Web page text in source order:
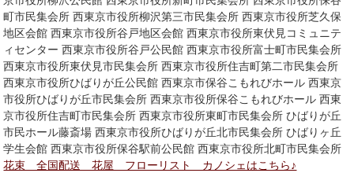
町市民集会所 西東京市役所柳沢第三市民集会所 西東京市役所芝久保
地区会館 西東京市役所谷戸地区会館 西東京市役所東伏見コミュニテ
ィセンター 西東京市役所谷戸公民館 西東京市役所富士町市民集会所
西東京市役所東伏見市民集会所 西東京市役所住吉町第二市民集会所
西東京市役所ひばりが丘公民館 西東京市保谷こもれびホール 西東京
市役所ひばりが丘市民集会所 西東京市役所保谷こもれびホール 西東
京市役所住吉町市民集会所 西東京市役所東町市民集会所 ひばりが丘
市民ホール藤斎場 西東京市役所ひばりが丘北市民集会所 ひばりヶ丘
学生会館 西東京市役所保谷駅前公民館 西東京市役所北町市民集会所
花束 全国配送 花屋 フローリスト カノシェはこちら♪